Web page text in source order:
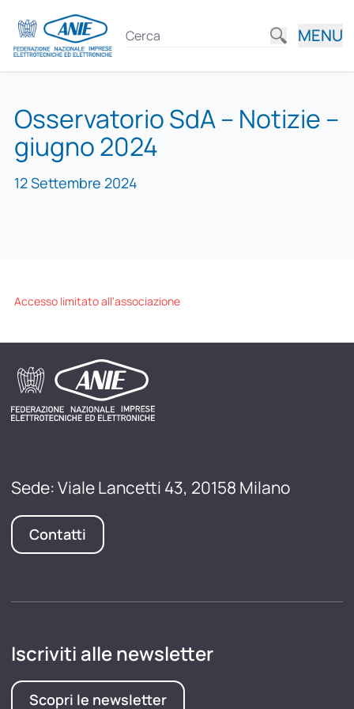
MENU
Osservatorio SdA – Notizie –
giugno 2024
12 Settembre 2024
Accesso limitato all'associazione
Sede: Viale Lancetti 43, 20158 Milano
Contatti
Iscriviti alle newsletter
Scopri le newsletter